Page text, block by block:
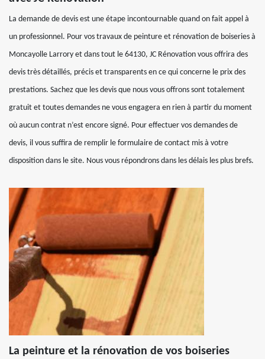
La demande de devis est une étape incontournable quand on fait appel à
un professionnel. Pour vos travaux de peinture et rénovation de boiseries à
Moncayolle Larrory et dans tout le 64130, JC Rénovation vous offrira des
devis très détaillés, précis et transparents en ce qui concerne le prix des
prestations. Sachez que les devis que nous vous offrons sont totalement
gratuit et toutes demandes ne vous engagera en rien à partir du moment
où aucun contrat n’est encore signé. Pour effectuer vos demandes de
devis, il vous suffira de remplir le formulaire de contact mis à votre
disposition dans le site. Nous vous répondrons dans les délais les plus brefs.
La peinture et la rénovation de vos boiseries